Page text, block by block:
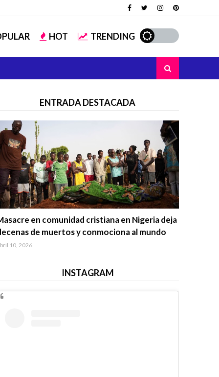
HOT TRENDING
ENTRADA DESTACADA
en comunidad cristiana en Nigeria deja
de muertos y conmociona al mundo
10, 2026
INSTAGRAM